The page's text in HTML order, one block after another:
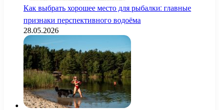
Как выбрать хорошее место для рыбалки: главные
признаки перспективного водоёма
28.05.2026